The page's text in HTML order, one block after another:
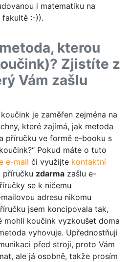
i matematiku na
:-)).
kterou
Zjistíte z
Vám zašlu
je zaměřen zejména na
které zajímá, jak metoda
příručku ve formě e-booku s
Pokud máte o tuto
e-mail či využijte kontaktní
příručku zdarma zašlu e-
se k ničemu
adresu nikomu
jsem koncipovala tak,
mohli koučink vyzkoušet doma
vyhovuje. Upřednostňuji
před stroji, proto Vám
ale já osobně, takže prosím